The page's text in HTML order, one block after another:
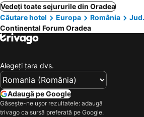
Vedeți toate sejururile din Oradea
Căutare hotel
Europa România
Continental Forum Oradea
Alegeţi ţara dvs.
Adaugă pe Google
Găsește-ne ușor rezultatele: adaugă
trivago ca sursă preferată pe Google.